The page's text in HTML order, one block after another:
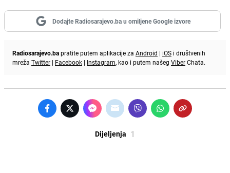
Dodajte Radiosarajevo.ba u omiljene Google izvore
Radiosarajevo.bapratite putem aplikacije za Android | iOS i društvenih
mreža Twitter | Facebook | Instagram, kao i putem našeg ViberChata.
Dijeljenja 1